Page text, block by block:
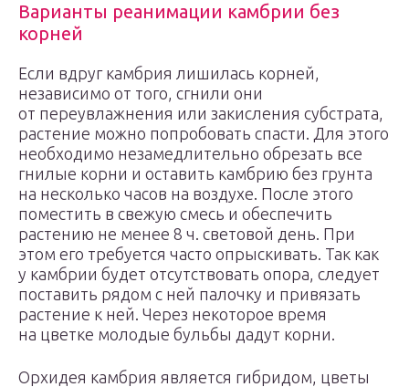
Варианты реанимации камбрии без
корней
Если вдруг камбрия лишилась корней,
независимо от того, сгнили они
от переувлажнения или закисления субстрата,
растение можно попробовать спасти. Для этого
необходимо незамедлительно обрезать все
гнилые корни и оставить камбрию без грунта
на несколько часов на воздухе. После этого
поместить в свежую смесь и обеспечить
растению не менее 8 ч. световой день. При
этом его требуется часто опрыскивать. Так как
у камбрии будет отсутствовать опора, следует
поставить рядом с ней палочку и привязать
растение к ней. Через некоторое время
на цветке молодые бульбы дадут корни.
Орхидея камбрия является гибридом, цветы